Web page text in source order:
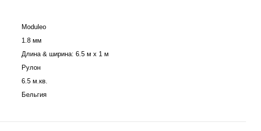
Moduleo
1.8 мм
Длина & ширина: 6.5 м х 1 м
Рулон
6.5 м.кв.
Бельгия